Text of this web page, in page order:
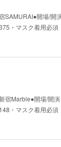
SAMURAI●開場/
・マスク着用必
宿Marble●開場/開
・マスク着用必